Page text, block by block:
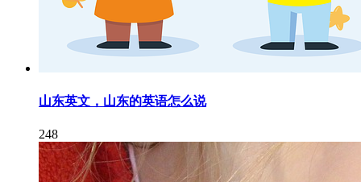
山东英文，山东的英语怎么说
248